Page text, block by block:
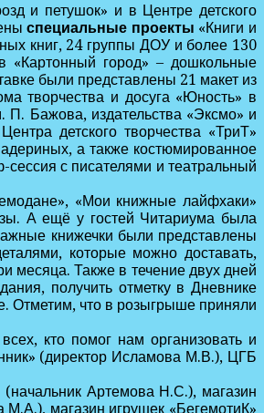
и петушок» и в Центре детского
специальные проекты «Книги и
книг, 24 группы ДОУ и более 130
«Картонный город» – дошкольные
были представлены 21 макет из
творчества и досуга «Юность» в
Бажова, издательства «Эксмо» и
детского творчества «ТриТ»
а также костюмированное
с писателями и театральный
«Мои книжные лайфхаки»
А ещё у гостей Читариума была
книжечки были представлены
которые можно доставать,
месяца. Также в течение двух дней
получить отметку в Дневнике
Отметим, что в розыгрыше приняли
кто помог нам организовать и
(директор Исламова М.В.), ЦГБ
Артемова Н.С.), магазин
магазин игрушек «БегемотиК»